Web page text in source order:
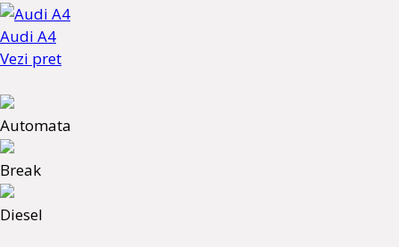
Audi A4
Vezi pret
Automata
Break
Diesel